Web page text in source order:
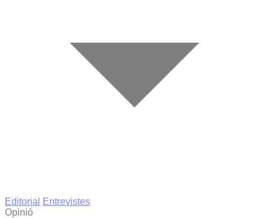
Editorial
Entrevistes
Opinió